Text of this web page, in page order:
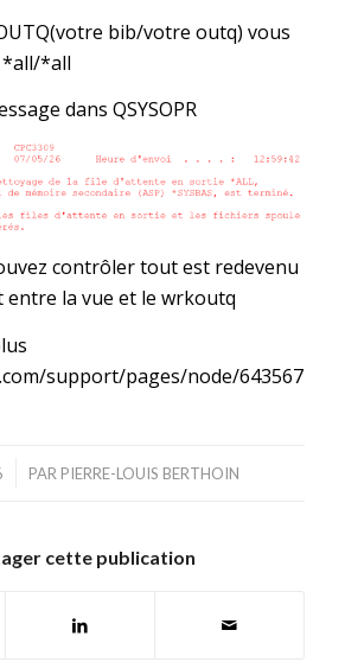
OUTQ(votre bib/votre outq) vous
*all/*all
dans QSYSOPR
contrôler tout est redevenu
la vue et le wrkoutq
support/pages/node/643567
PAR PIERRE-LOUIS BERTHOIN
cette publication